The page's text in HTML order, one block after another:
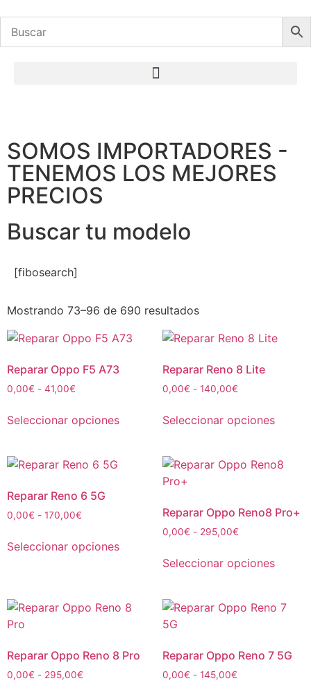
ACCESORIOS
Móvil y ordenadores
Visita la tienda
SOMOS IMPORTADORES -
TENEMOS LOS MEJORES
PRECIOS
Buscar tu modelo
[fibosearch]
Mostrando 73–96 de 690 resultados
Reparar Oppo F5 A73
0,00€ - 41,00€
Seleccionar opciones
Reparar Reno 8 Lite
0,00€ - 140,00€
Seleccionar opciones
Reparar Reno 6 5G
0,00€ - 170,00€
Seleccionar opciones
Reparar Oppo Reno8 Pro+
0,00€ - 295,00€
Seleccionar opciones
Reparar Oppo Reno 8 Pro
0,00€ - 295,00€
Reparar Oppo Reno 7 5G
0,00€ - 145,00€